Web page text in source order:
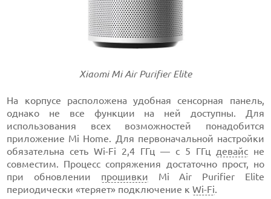
Xiaomi Mi Air Purifier Elite
На корпусе расположена удобная сенсорная панель,
однако не все функции на ней доступны. Для
использования всех возможностей понадобится
приложение Mi Home. Для первоначальной настройки
обязательна сеть Wi-Fi 2,4 ГГц — с 5 ГГц девайсне
совместим. Процесс сопряжения достаточно прост, но
при обновлении прошивки Mi Air Purifier Elite
периодически «теряет» подключение кWi-Fi.